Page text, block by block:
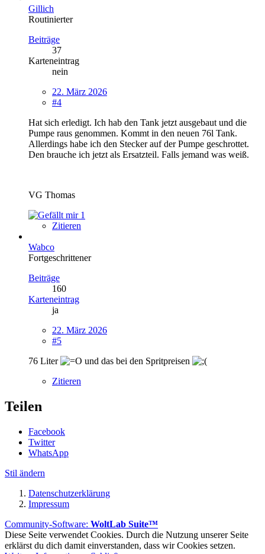
Gillich
Routinierter
Beiträge
37
Karteneintrag
nein
22. März 2026
#4
Hat sich erledigt. Ich hab den Tank jetzt ausgebaut und die
Pumpe raus genommen. Kommt in den neuen 76l Tank.
Allerdings habe ich den Stecker auf der Pumpe geschrottet.
Den brauche ich jetzt als Ersatzteil. Falls jemand was weiß.
VG Thomas
1
Zitieren
Wabco
Fortgeschrittener
Beiträge
160
Karteneintrag
ja
22. März 2026
#5
76 Liter
und das bei den Spritpreisen
Zitieren
Teilen
Facebook
Twitter
WhatsApp
Stil ändern
Datenschutzerklärung
Impressum
Community-Software: WoltLab Suite™
Diese Seite verwendet Cookies. Durch die Nutzung unserer Seite
erklärst du dich damit einverstanden, dass wir Cookies setzen.